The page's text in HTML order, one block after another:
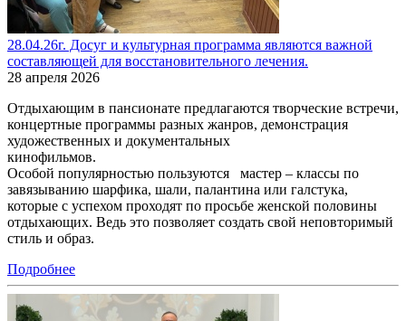
28.04.26г. Досуг и культурная программа являются важной
составляющей для восстановительного лечения.
28 апреля 2026
Отдыхающим в пансионате предлагаются творческие встречи,
концертные программы разных жанров, демонстрация
художественных и документальных
кинофильмов.
Особой популярностью пользуются мастер – классы по
завязыванию шарфика, шали, палантина или галстука,
которые с успехом проходят по просьбе женской половины
отдыхающих. Ведь это позволяет создать свой неповторимый
стиль и образ.
Подробнее